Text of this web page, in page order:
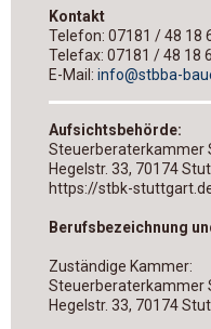
Kontakt
Telefon: 07181 / 48 18
Telefax: 07181 / 48 18
E-Mail: info@stbba-
Aufsichtsbehörde:
Steuerberaterkammer
Hegelstr. 33, 70174
https://stbk-
Berufsbezeichnung
Zuständige Kammer:
Steuerberaterkammer
Hegelstr. 33, 70174